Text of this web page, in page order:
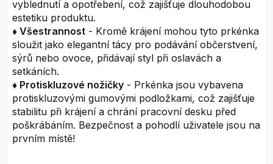
vyblednutí a opotřebení, což zajišťuje dlouhodobou
estetiku produktu.
♦ Všestrannost - Kromě krájení mohou tyto prkénka
sloužit jako elegantní tácy pro podávání občerstvení,
sýrů nebo ovoce, přidávají styl při oslavách a
setkáních.
♦ Protiskluzové nožičky - Prkénka jsou vybavena
protiskluzovými gumovými podložkami, což zajišťuje
stabilitu při krájení a chrání pracovní desku před
poškrábáním. Bezpečnost a pohodlí uživatele jsou na
prvním místě!